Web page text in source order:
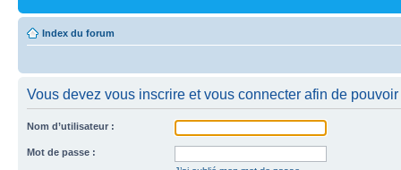
Index du forum
Vous devez vous inscrire et vous connecter afin de
Nom d’utilisateur :
Mot de passe :